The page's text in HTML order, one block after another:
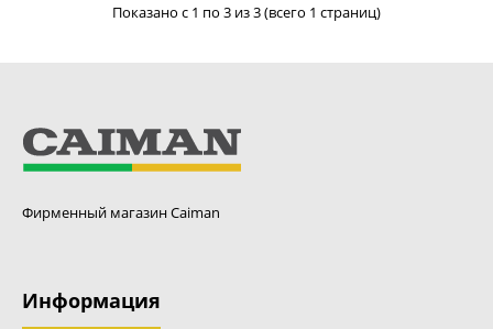
Показано с 1 по 3 из 3 (всего 1 страниц)
Фирменный магазин Caiman
Информация